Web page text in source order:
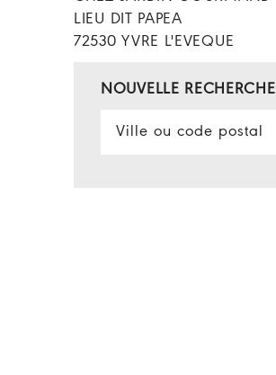
LIEU DIT PAPEA
72530 YVRE L'EVEQUE
NOUVELLE RECHERCHE